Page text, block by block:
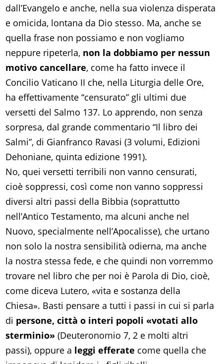
dall’Evangelo e anche, nella sua violenza disperata
e omicida, lontana da Dio stesso. Ma, anche se
quella frase non possiamo e non vogliamo
neppure ripeterla, non la dobbiamo per nessun
motivo cancellare, come ha fatto invece il
Concilio Vaticano II che, nella Liturgia delle Ore,
ha effettivamente “censurato” gli ultimi due
versetti del Salmo 137. Lo apprendo, non senza
sorpresa, dal grande commentario “Il libro dei
Salmi”, di Gianfranco Ravasi (3 volumi, Edizioni
Dehoniane, quinta edizione 1991).
No, quei versetti terribili non vanno censurati,
cioè soppressi, così come non vanno soppressi
diversi altri passi della Bibbia (soprattutto
nell’Antico Testamento, ma alcuni anche nel
Nuovo, specialmente nell’Apocalisse), che urtano
non solo la nostra sensibilità odierna, ma anche
la nostra stessa fede, e che quindi non vorremmo
trovare nel libro che per noi è Parola di Dio, cioè,
come diceva Lutero, «vita e sostanza della
Chiesa». Basti pensare a tutti i passi in cui si parla
di persone, città o interi popoli «votati allo
sterminio» (Deuteronomio 7, 2 e molti altri
passi), oppure a leggi efferate come quella che